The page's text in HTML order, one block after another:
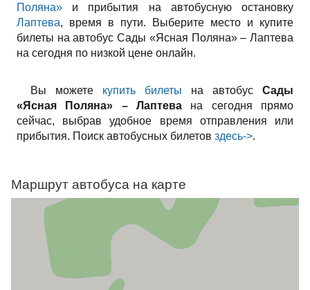
Поляна» и прибытия на автобусную остановку
Лаптева, время в пути. Выберите место и купите
билеты на автобус Сады «Ясная Поляна» – Лаптева
на сегодня по низкой цене онлайн.
Вы можете купить билеты на автобус Сады
«Ясная Поляна» – Лаптева на сегодня прямо
сейчас, выбрав удобное время отправления или
прибытия. Поиск автобусных билетов здесь->.
Маршрут автобуса на карте